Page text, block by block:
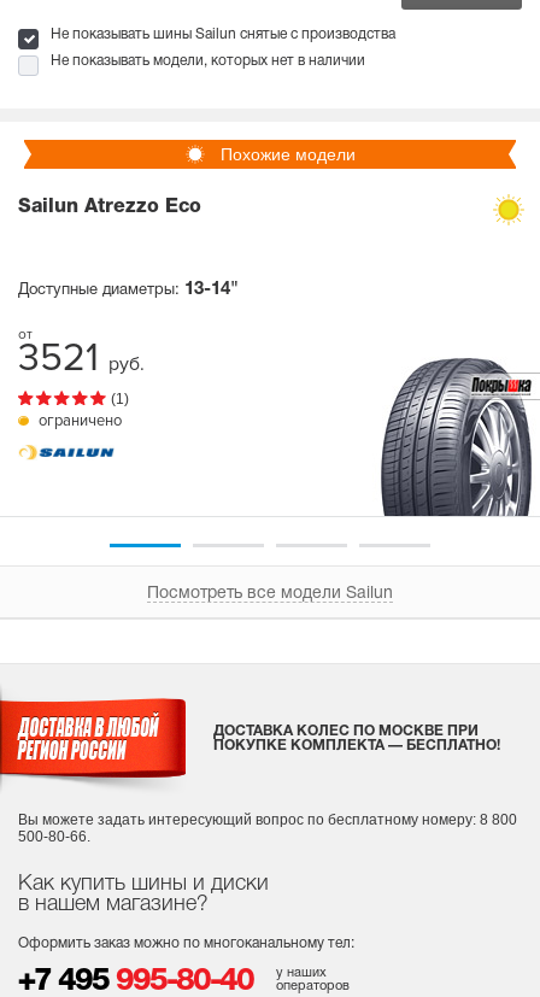
Не показывать шины Sailun снятые с производства
Не показывать модели, которых нет в наличии
Похожие модели
Sailun Atrezzo Eco
Доступные диаметры: 13-14"
3521 руб.
(1)
ограничено
Посмотреть все модели Sailun
Как купить шины и диски
в нашем магазине?
Оформить заказ можно по многоканальному тел:
+7 495 995-80-40
у наших
операторов
ДОСТАВКА КОЛЕС ПО МОСКВЕ ПРИ
ПОКУПКЕ КОМПЛЕКТА — БЕСПЛАТНО!
Вы можете задать интересующий вопрос по бесплатному номеру: 8 800
500-80-66.